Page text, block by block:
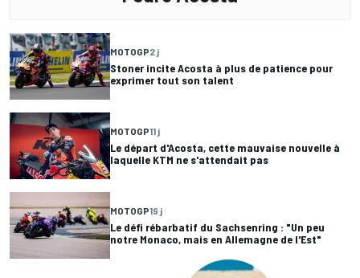
MOTOGP2 j
Stoner incite Acosta à plus de patience pour
exprimer tout son talent
MOTOGP11 j
Le départ d'Acosta, cette mauvaise nouvelle à
laquelle KTM ne s'attendait pas
MOTOGP19 j
Le défi rébarbatif du Sachsenring : "Un peu
notre Monaco, mais en Allemagne de l'Est"